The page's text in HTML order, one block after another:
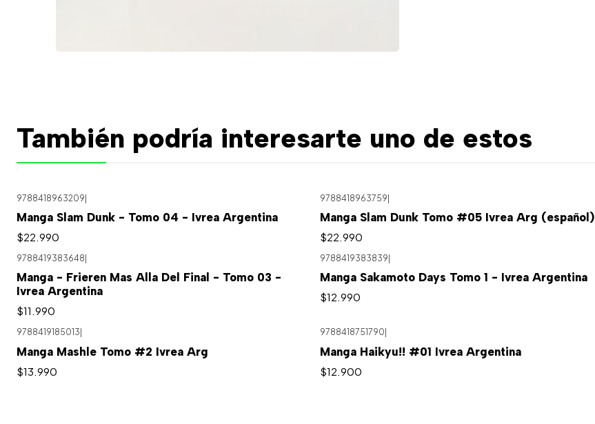
También podría interesarte uno de estos
9788418963209|
Manga Slam Dunk - Tomo 04 - Ivrea Argentina
$22.990
9788418963759|
Manga Slam Dunk Tomo #05 Ivrea Arg (español)
$22.990
9788419383648
Manga - Frieren Mas Alla Del Final - Tomo 03 -
Ivrea Argentina
$11.990
9788419383839
Manga Sakamoto Days Tomo 1 - Ivrea Argentina
$12.990
9788419185013
Manga Mashle Tomo #2 Ivrea Arg
$13.990
9788418751790
Manga Haikyu!! #01 Ivrea Argentina
$12.900